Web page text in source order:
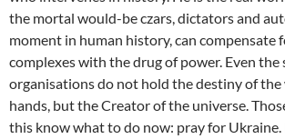
the mortal would-be czars, dictators and
moment in human history, can
complexes with the drug of power. Even
organisations do not hold the destiny of
hands, but the Creator of the universe.
this know what to do now: pray for Ukraine.